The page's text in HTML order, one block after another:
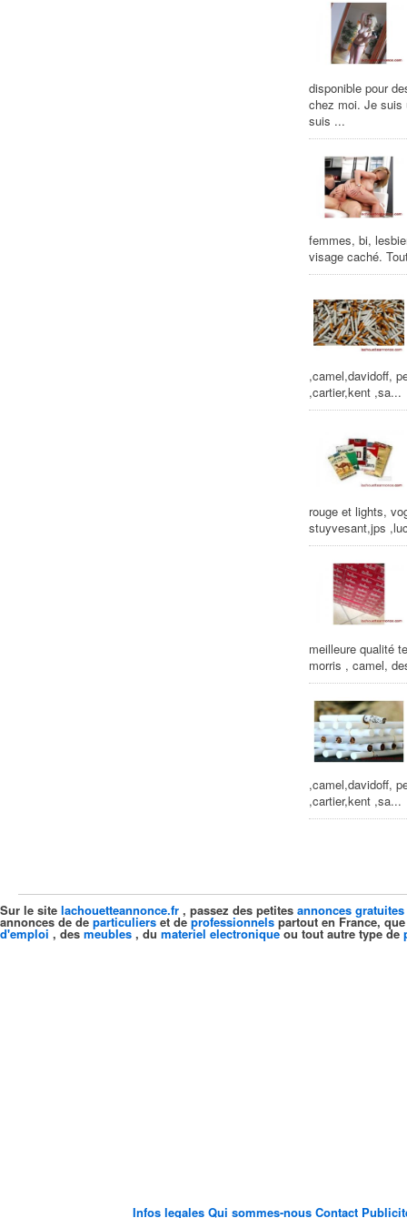
disponible pour
chez moi. Je suis
suis ...
femmes, bi,
visage caché.
,camel,davidoff,
,cartier,kent ,sa...
rouge et lights,
stuyvesant,jps
meilleure qualité
morris , camel,
,camel,davidoff,
,cartier,kent ,sa...
Sur le site lachouetteannonce.fr , passez des petites annonces gratuites
annonces de de particuliers et deprofessionnels partout en France,
d'emploi , des meubles , du materiel electroniqueou tout autre type de
Infos legalesQui sommes-nousContact